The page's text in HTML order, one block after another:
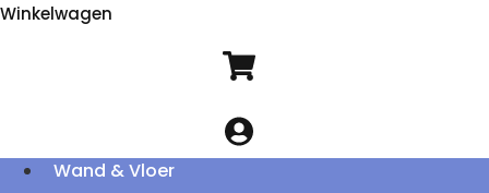
Winkelwagen
Wand & Vloer